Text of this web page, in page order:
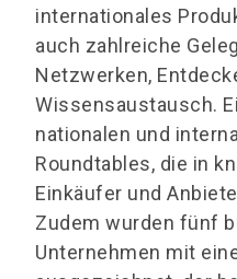
internationales
auch zahlreiche
Netzwerken,
Wissensaustausch.
nationalen und
Roundtables, die in
Einkäufer und
Zudem wurden fünf
Unternehmen mit